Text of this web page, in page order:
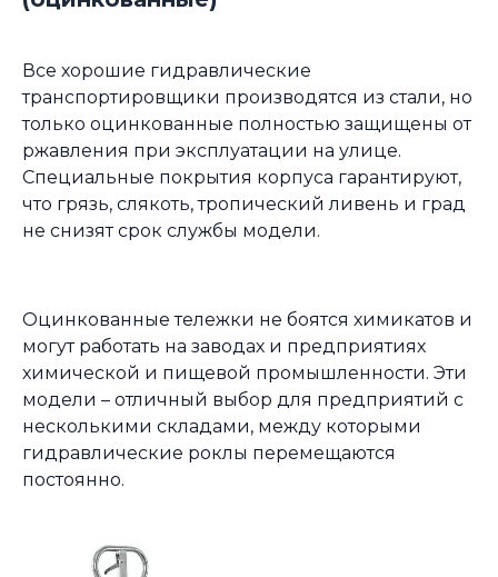
Все хорошие гидравлические
транспортировщики производятся из стали, но
только оцинкованные полностью защищены от
ржавления при эксплуатации на улице.
Специальные покрытия корпуса гарантируют,
что грязь, слякоть, тропический ливень и град
не снизят срок службы модели.
Оцинкованные тележки не боятся химикатов и
могут работать на заводах и предприятиях
химической и пищевой промышленности. Эти
модели – отличный выбор для предприятий с
несколькими складами, между которыми
гидравлические роклы перемещаются
постоянно.